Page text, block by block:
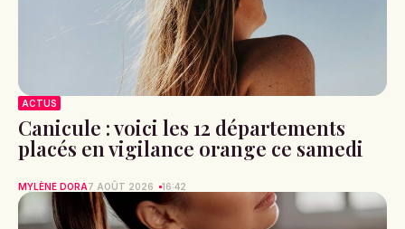
ACTUS
Canicule : voici les 12 départements
placés en vigilance orange ce samedi
MYLÈNE DORA7 AOÛT 2026 16:42